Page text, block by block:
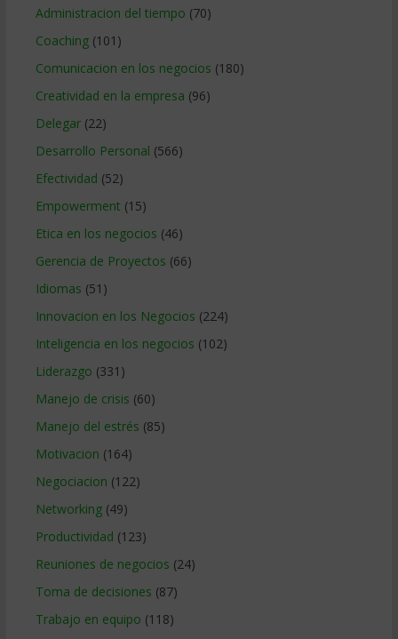
Administracion del tiempo (70)
Coaching(101)
Comunicacion en los negocios (180)
Creatividad en la empresa (96)
Delegar(22)
Desarrollo Personal (566)
Efectividad (52)
Empowerment (15)
Etica en los negocios (46)
Gerencia de Proyectos (66)
Idiomas (51)
Innovacion en los Negocios (224)
Inteligencia en los negocios (102)
Liderazgo (331)
Manejo de crisis (60)
Manejo del estrés (85)
Motivacion (164)
Negociacion (122)
Networking(49)
Productividad (123)
Reuniones de negocios (24)
Toma de decisiones (87)
Trabajo en equipo (118)